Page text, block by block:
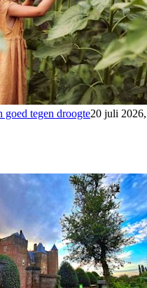
goed tegen droogte20 juli